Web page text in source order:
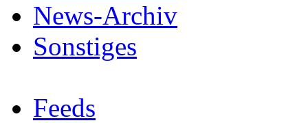
News-Archiv
Sonstiges
Feeds